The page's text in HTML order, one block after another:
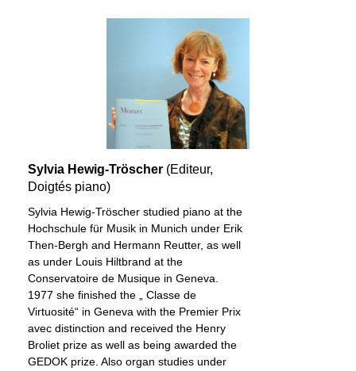
Sylvia Hewig-Tröscher (Editeur,
Doigtés piano)
Sylvia Hewig-Tröscher studied piano at the
Hochschule für Musik in Munich under Erik
Then-Bergh and Hermann Reutter, as well
as under Louis Hiltbrand at the
Conservatoire de Musique in Geneva.
1977 she finished the „ Classe de
Virtuosité“ in Geneva with the Premier Prix
avec distinction and received the Henry
Broliet prize as well as being awarded the
GEDOK prize. Also organ studies under